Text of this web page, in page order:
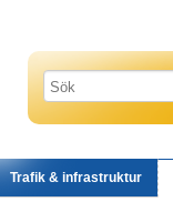
Trafik & infrastruktur